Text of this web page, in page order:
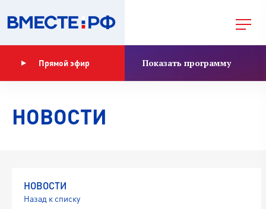
Прямой эфир Показать программу
НОВОСТИ
НОВОСТИ
Назад к списку